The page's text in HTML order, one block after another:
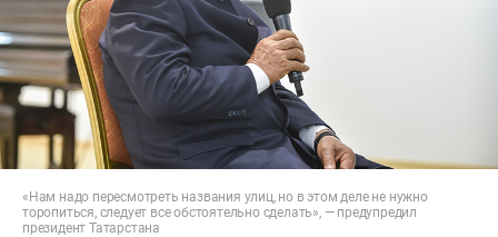
«Нам надо пересмотреть названия улиц, но в этом деле не нужно
торопиться, следует все обстоятельно сделать», — предупредил
президент Татарстана